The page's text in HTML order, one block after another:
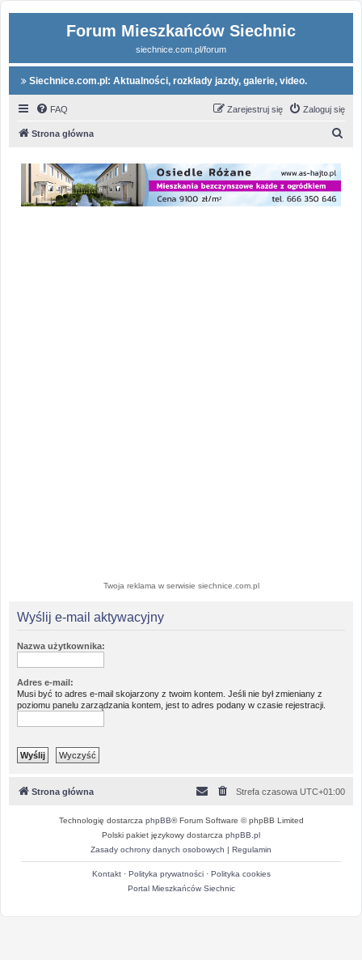
Forum Mieszkańców Siechnic
siechnice.com.pl/forum
Siechnice.com.pl: Aktualności, rozkłady jazdy, galerie, video.
FAQ Zaloguj się
Zarejestruj się
Strona główna
Twoja reklama w serwisie siechnice.com.pl
Wyślij e-mail aktywacyjny
Nazwa użytkownika:
Adres e-mail:
Musi być to adres e-mail skojarzony z twoim kontem. Jeśli nie był zmieniany z
poziomu panelu zarządzania kontem, jest to adres podany w czasie rejestracji.
Strona główna Strefa czasowa UTC+01:00
Technologię dostarcza phpBB® Forum Software © phpBB Limited
Polski pakiet językowy dostarcza phpBB.pl
Zasady ochrony danych osobowych | Regulamin
Kontakt· Polityka prywatności· Polityka cookies
Portal Mieszkańców Siechnic